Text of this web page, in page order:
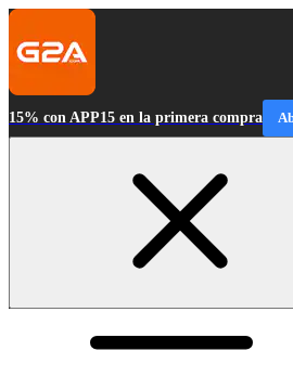
15% con APP15 en la primera compra